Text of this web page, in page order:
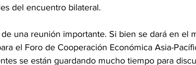
del encuentro bilateral.
de una reunión importante. Si bien se dará en el
el Foro de Cooperación Económica Asia-
se están guardando mucho tiempo para